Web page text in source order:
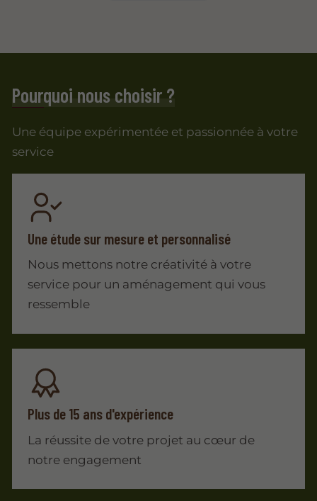
Pourquoi nous choisir ?
Une équipe expérimentée et passionnée à votre
service
Une étude sur mesure et personnalisé
Nous mettons notre créativité à votre
service pour un aménagement qui vous
ressemble
Plus de 15 ans d'expérience
La réussite de votre projet au cœur de
notre engagement